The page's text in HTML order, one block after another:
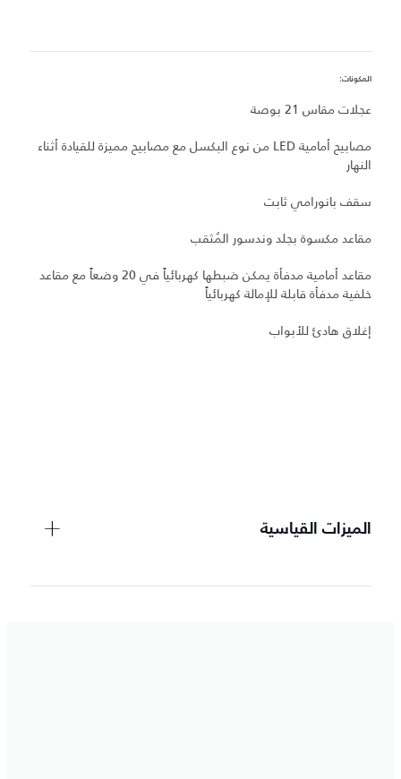
المكونات:
عجلات مقاس 21 بوصة
مصابيح أمامية LED من نوع البكسل مع مصابيح مميزة للقيادة أثناء
النهار
سقف بانورامي ثابت
مقاعد مكسوة بجلد وندسور المُثقب
مقاعد أمامية مدفأة يمكن ضبطها كهربائياً في 20 وضعاً مع مقاعد
خلفية مدفأة قابلة للإمالة كهربائياً
إغلاق هادئ للأبواب
الميزات القياسية